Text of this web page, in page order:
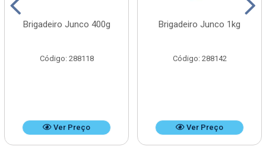
Brigadeiro Junco 400g
Código: 288118
Ver Preço
Brigadeiro Junco 1kg
Código: 288142
Ver Preço